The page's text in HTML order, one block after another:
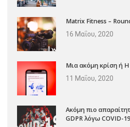
Matrix Fitness –
16 Μαΐου, 2020
Μια ακόμη κρίση ή
11 Μαΐου, 2020
Ακόμη πιο
GDPR λόγω COVID-19